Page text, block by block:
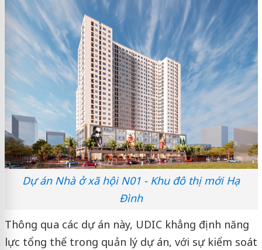
Dự án Nhà ở xã hội N01 - Khu đô thị mới Hạ
Đình
Thông qua các dự án này, UDIC khẳng định năng
lực tổng thể trong quản lý dự án, với sự kiểm soát